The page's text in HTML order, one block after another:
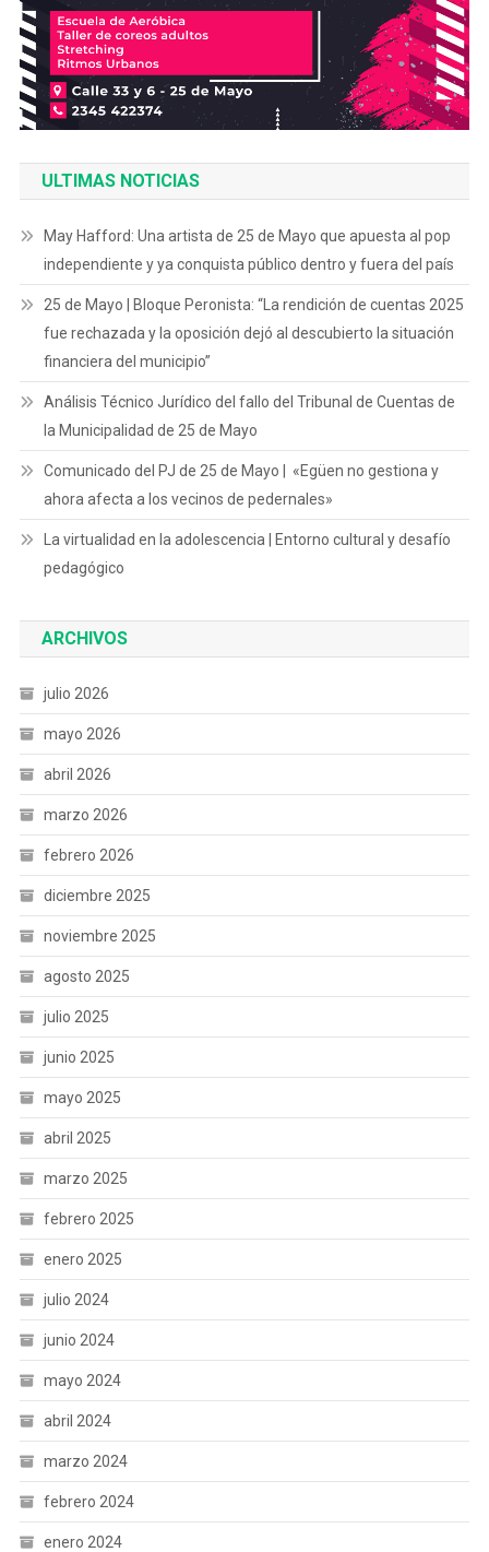
ULTIMAS NOTICIAS
May Hafford: Una artista de 25 de Mayo que apuesta al pop
independiente y ya conquista público dentro y fuera del país
25 de Mayo | Bloque Peronista: “La rendición de cuentas 2025
fue rechazada y la oposición dejó al descubierto la situación
financiera del municipio”
Análisis Técnico Jurídico del fallo del Tribunal de Cuentas de
la Municipalidad de 25 de Mayo
Comunicado del PJ de 25 de Mayo | «Egüen no gestiona y
ahora afecta a los vecinos de pedernales»
La virtualidad en la adolescencia | Entorno cultural y desafío
pedagógico
ARCHIVOS
julio 2026
mayo 2026
abril 2026
marzo 2026
febrero 2026
diciembre 2025
noviembre 2025
agosto 2025
julio 2025
junio 2025
mayo 2025
abril 2025
marzo 2025
febrero 2025
enero 2025
julio 2024
junio 2024
mayo 2024
abril 2024
marzo 2024
febrero 2024
enero 2024